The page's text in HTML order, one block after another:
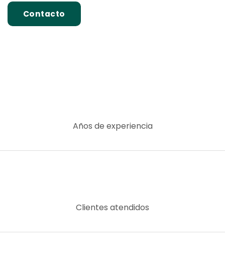
Contacto
Años de experiencia
Clientes atendidos